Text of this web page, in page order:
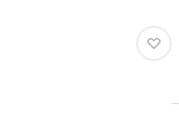
お